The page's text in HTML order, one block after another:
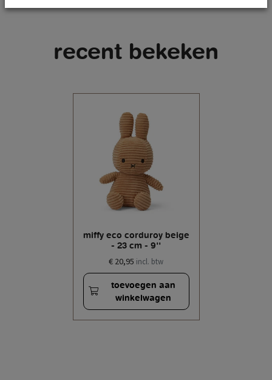
recent bekeken
miffy eco corduroy beige
- 23 cm - 9''
€ 20,95 incl. btw
toevoegen aan
winkelwagen